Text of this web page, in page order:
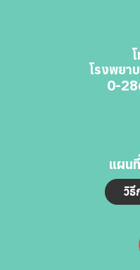
โรงพยา
0-
แผน
วิธี